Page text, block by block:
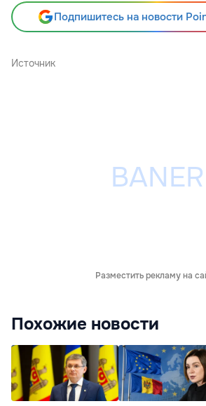
Подпишитесь на новости
Источник
Разместить рекламу на
Похожие новости